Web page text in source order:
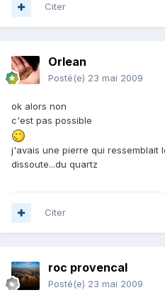
Citer
Orlean
Posté(e) 23 mai 2009
ok alors non
c'est pas possible
j'avais une pierre qui ressemblait
dissoute...du quartz
Citer
roc provencal
Posté(e) 23 mai 2009